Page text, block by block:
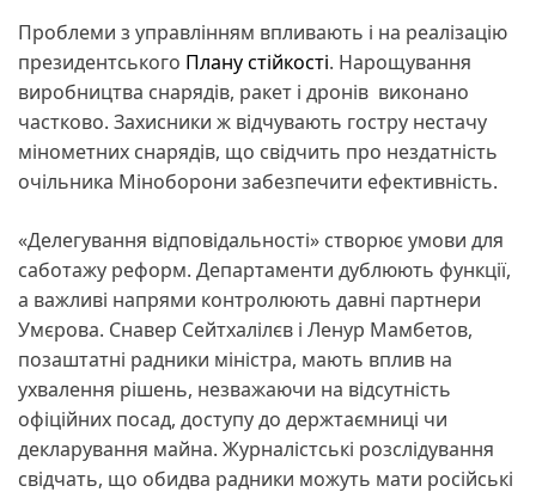
Проблеми з управлінням впливають і на реалізацію
президентського Плану стійкості. Нарощування
виробництва снарядів, ракет і дронів виконано
частково. Захисники ж відчувають гостру нестачу
мінометних снарядів, що свідчить про нездатність
очільника Міноборони забезпечити ефективність.
«Делегування відповідальності» створює умови для
саботажу реформ. Департаменти дублюють функції,
а важливі напрями контролюють давні партнери
Умєрова. Снавер Сейтхалілєв і Ленур Мамбетов,
позаштатні радники міністра, мають вплив на
ухвалення рішень, незважаючи на відсутність
офіційних посад, доступу до держтаємниці чи
декларування майна. Журналістські розслідування
свідчать, що обидва радники можуть мати російські